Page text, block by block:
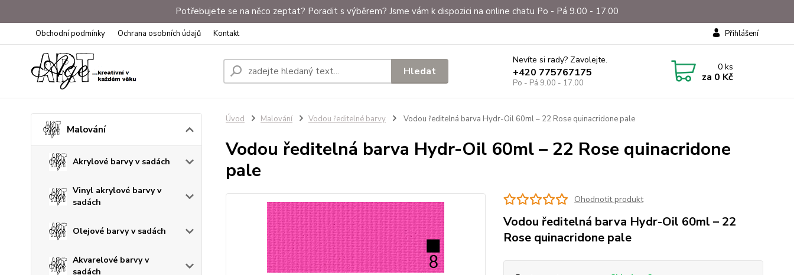
Potřebujete se na něco zeptat? Poradit s výběrem? Jsme vám k dispozici na online chatu Po - Pá 9.00 - 17.00
Obchodní podmínky Ochrana osobních údajů Kontakt Přihlášení
Hledat
Nevíte si rady? Zavolejte.
+420 775767175
Po - Pá 9.00 - 17.00
0ks
za 0 Kč
Malování
Akrylové barvy v sadách
Vinyl akrylové barvy v
sadách
Olejové barvy v sadách
Akvarelové barvy v
sadách
Úvod Malování Vodou ředitelné barvy Vodou ředitelná barva Hydr-Oil 60ml – 22 Rose quinacridone pale
Vodou ředitelná barva Hydr-Oil 60ml – 22 Rose quinacridone
pale
Ohodnotit produkt
Vodou ředitelná barva Hydr-Oil 60ml – 22
Rose quinacridone pale